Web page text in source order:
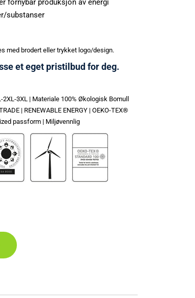
fornybar produksjon av energi
substanser
med brodert eller trykket logo/design.
et eget pristilbud for deg.
3XL | Materiale 100% Økologisk Bomull
| RENEWABLE ENERGY | OEKO-TEX®
passform | Miljøvennlig